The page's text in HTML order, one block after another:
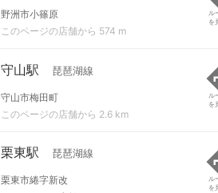
野洲市小篠原
このページの店舗から 574 m
ル
を
守山駅 琵琶湖線
守山市梅田町
このページの店舗から 2.6 km
ル
を
栗東駅 琵琶湖線
栗東市綣字新改
ル
を